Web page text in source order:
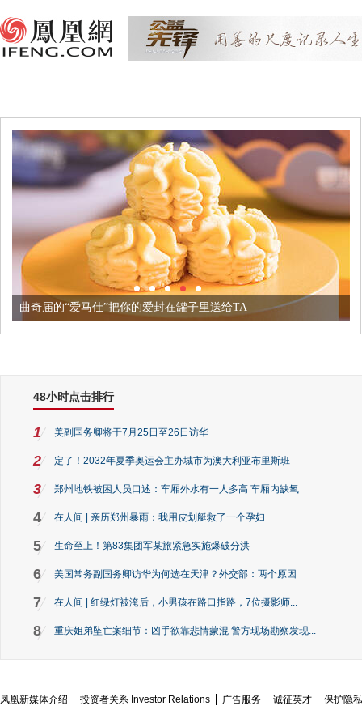
曲奇届的“爱马仕”把你的爱封在罐子里送给TA
48小时点击排行
1 美副国务卿将于7月25日至26日访华
2 定了！2032年夏季奥运会主办城市为澳大利亚布里斯班
3 郑州地铁被困人员口述：车厢外水有一人多高 车厢内缺氧
4 在人间 | 亲历郑州暴雨：我用皮划艇救了一个孕妇
5 生命至上！第83集团军某旅紧急实施爆破分洪
6 美国常务副国务卿访华为何选在天津？外交部：两个原因
7 在人间 | 红绿灯被淹后，小男孩在路口指路，7位摄影师...
8 重庆姐弟坠亡案细节：凶手欲靠悲情蒙混 警方现场勘察发现...
凤凰新媒体介绍 投资者关系 Investor Relations 广告服务 诚征英才
保护隐